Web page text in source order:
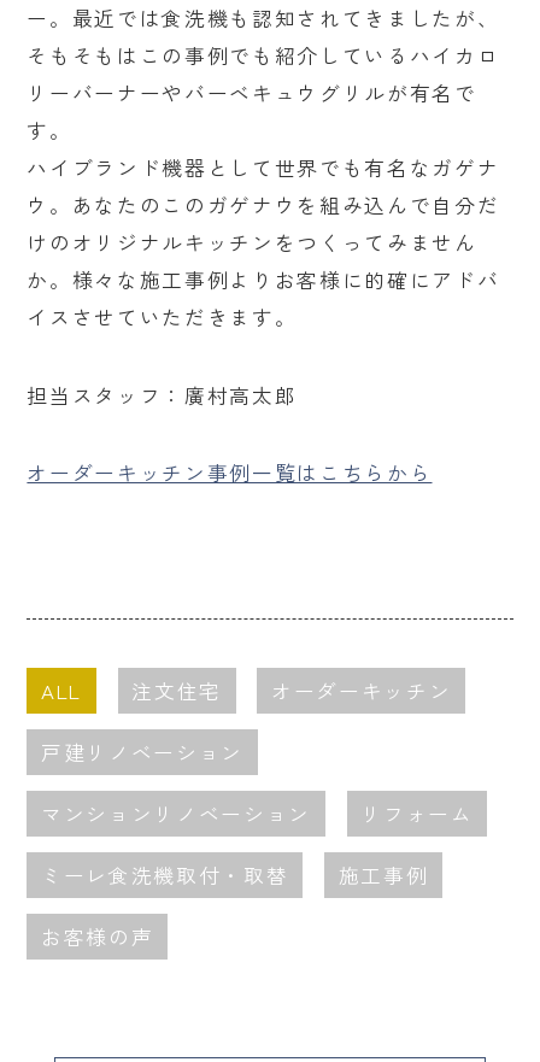
ー。最近では食洗機も認知されてきましたが、
そもそもはこの事例でも紹介しているハイカロ
リーバーナーやバーベキュウグリルが有名で
す。
ハイブランド機器として世界でも有名なガゲナ
ウ。あなたのこのガゲナウを組み込んで自分だ
けのオリジナルキッチンをつくってみません
か。様々な施工事例よりお客様に的確にアドバ
イスさせていただきます。
担当スタッフ：廣村高太郎
オーダーキッチン事例一覧はこちらから
ALL 注文住宅 オーダーキッチン
戸建リノベーション
マンションリノベーション リフォーム
ミーレ食洗機取付・取替 施工事例
お客様の声